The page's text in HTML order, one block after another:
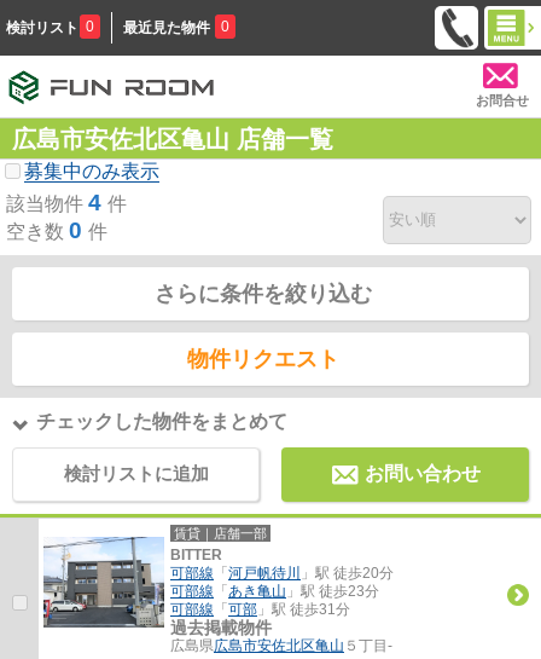
検討リスト 0 最近見た物件 0
お問合せ
広島市安佐北区亀山 店舗一覧
募集中のみ表示
該当物件 4 件
空き数 0 件
さらに条件を絞り込む
物件リクエスト
チェックした物件をまとめて
検討リストに追加 お問い合わせ
賃貸｜店舗一部
BITTER
可部線 「 河戸帆待川
」駅 徒歩20分
可部線 「 あき亀山 」駅 徒歩23分
可部線 「 可部 」駅 徒歩31分
過去掲載物件
広島県広島市安佐北区亀山 ５丁目-